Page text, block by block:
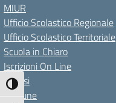
Attiva/disattiva alto contrasto
MIUR
Ufficio Scolastico Regionale
Ufficio Scolastico Territoriale
Scuola in Chiaro
Iscrizioni On Line
Invalsi
Comune